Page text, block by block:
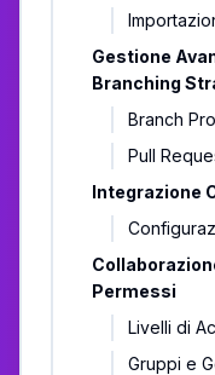
Gestione
Branching
Branch
Pull
Integrazione
Permessi
Livelli di
Gruppi e